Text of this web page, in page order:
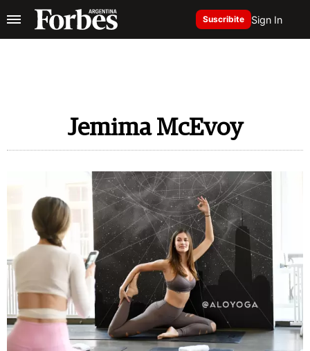
Suscribite Sign In
Jemima McEvoy